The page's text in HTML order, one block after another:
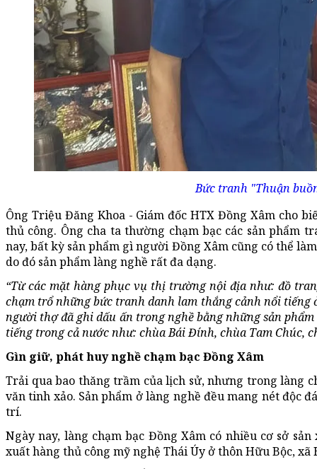
Bức tranh "Thuận
Ông Triệu Đăng Khoa - Giám đốc HTX Đồng Xâm cho
thủ công. Ông cha ta thường chạm bạc các sản phẩm
nay, bất kỳ sản phẩm gì người Đồng Xâm cũng có thể
do đó sản phẩm làng nghề rất đa dạng.
“Từ các mặt hàng phục vụ thị trường nội địa như: đồ
chạm trổ những bức tranh danh lam thắng cảnh nổi
người thợ đã ghi dấu ấn trong nghề bằng những sản
tiếng trong cả nước như: chùa Bái Đính, chùa Tam Chúc,
Gìn giữ, phát huy nghề chạm bạc Đồng Xâm
Trải qua bao thăng trầm của lịch sử, nhưng trong làng
văn tinh xảo. Sản phẩm ở làng nghề đều mang nét độc
trí.
Ngày nay, làng chạm bạc Đồng Xâm có nhiều cơ sở
xuất hàng thủ công mỹ nghệ Thái Úy ở thôn Hữu Bộc, xã